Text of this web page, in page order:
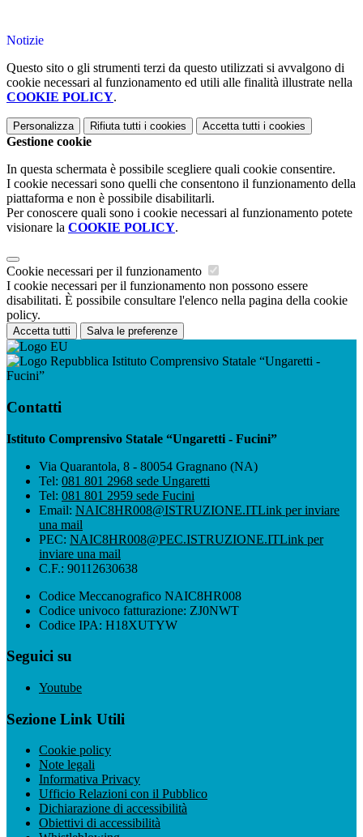
Notizie
Questo sito o gli strumenti terzi da questo utilizzati si avvalgono di
cookie necessari al funzionamento ed utili alle finalità illustrate nella
COOKIE POLICY.
Personalizza Rifiuta tutti i cookies Accetta tutti i cookies
Gestione cookie
In questa schermata è possibile scegliere quali cookie consentire.
I cookie necessari sono quelli che consentono il funzionamento della
piattaforma e non è possibile disabilitarli.
Per conoscere quali sono i cookie necessari al funzionamento potete
visionare la COOKIE POLICY.
Cookie necessari per il funzionamento
I cookie necessari per il funzionamento non possono essere
disabilitati. È possibile consultare l'elenco nella pagina della cookie
policy.
Accetta tutti Salva le preferenze
Istituto Comprensivo Statale “Ungaretti -
Fucini”
Contatti
Istituto Comprensivo Statale “Ungaretti - Fucini”
Via Quarantola, 8 - 80054 Gragnano (NA)
Tel: 081 801 2968 sede Ungaretti
Tel: 081 801 2959 sede Fucini
Email: NAIC8HR008@ISTRUZIONE.ITLink per inviare
una mail
PEC: NAIC8HR008@PEC.ISTRUZIONE.ITLink per
inviare una mail
C.F.: 90112630638
Codice Meccanografico NAIC8HR008
Codice univoco fatturazione: ZJ0NWT
Codice IPA: H18XUTYW
Seguici su
Youtube
Sezione Link Utili
Cookie policy
Note legali
Informativa Privacy
Ufficio Relazioni con il Pubblico
Dichiarazione di accessibilità
Obiettivi di accessibilità